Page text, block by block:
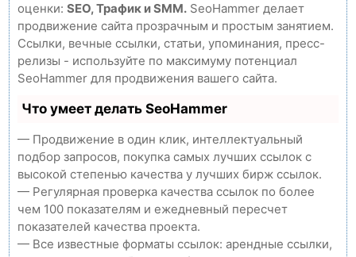
оценки: SEO, Трафик и SMM. SeoHammer делает
продвижение сайта прозрачным и простым занятием.
Ссылки, вечные ссылки, статьи, упоминания, пресс-
релизы - используйте по максимуму потенциал
SeoHammer для продвижения вашего сайта.
Что умеет делать SeoHammer
— Продвижение в один клик, интеллектуальный
подбор запросов, покупка самых лучших ссылок с
высокой степенью качества у лучших бирж ссылок.
— Регулярная проверка качества ссылок по более
чем 100 показателям и ежедневный пересчет
показателей качества проекта.
— Все известные форматы ссылок: арендные ссылки,